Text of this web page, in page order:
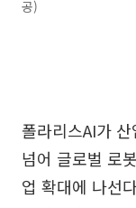
공)
폴라리스AI가
넘어 글로벌 로
업 확대에 나선